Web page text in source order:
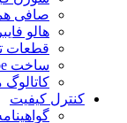
صافی
هالو
قطعات
ساخت Tube
کنترل کیفیت